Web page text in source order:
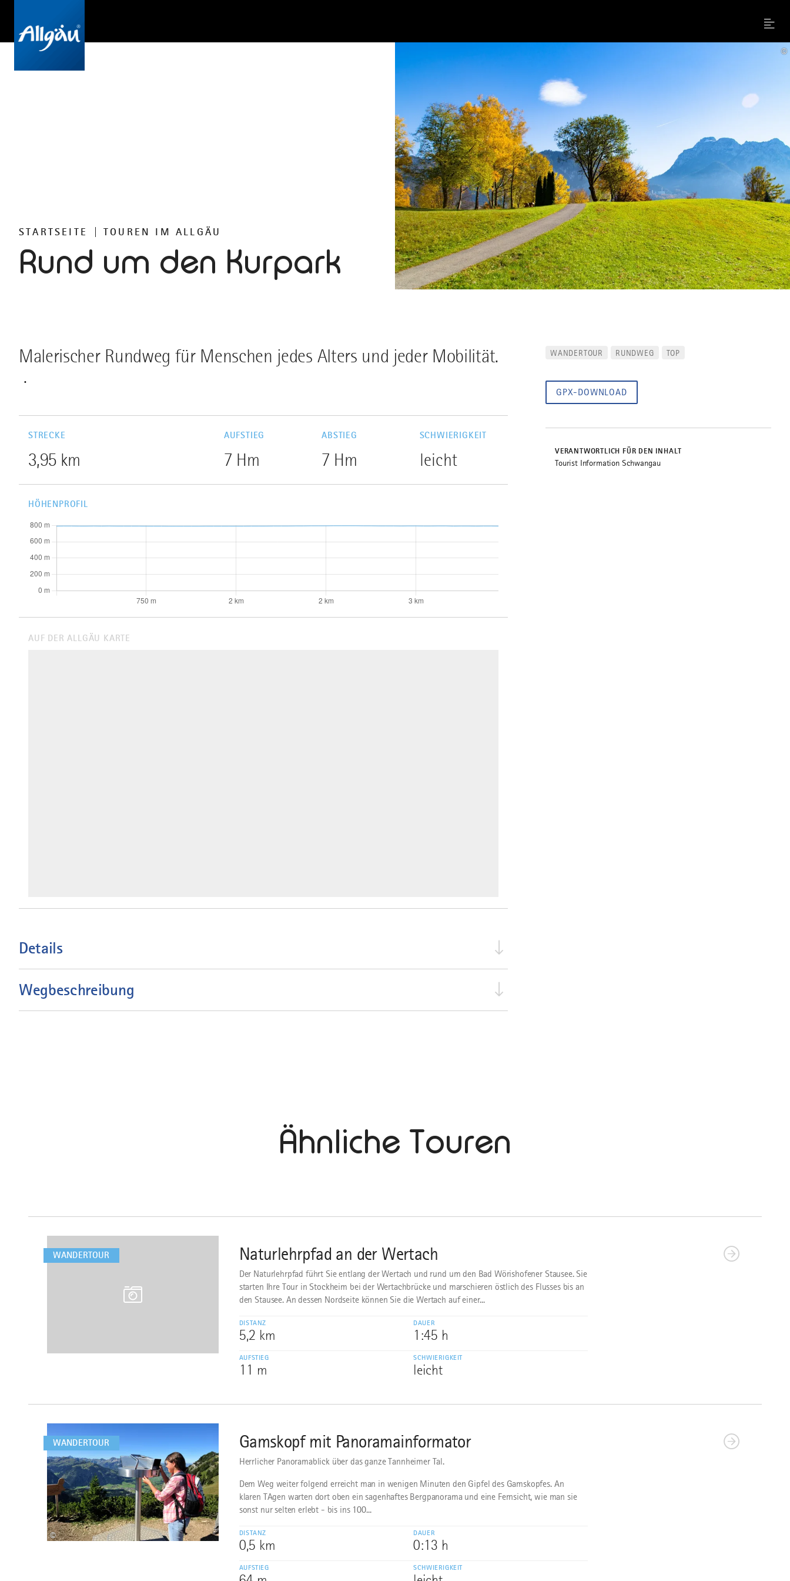
Menu
STARTSEITE TOUREN IM ALLGÄU
Rund um den Kurpark
©
Malerischer Rundweg für Menschen jedes Alters und jeder Mobilität.
.
STRECKE
3,95 km
AUFSTIEG
7 Hm
ABSTIEG
7 Hm
SCHWIERIGKEIT
leicht
HÖHENPROFIL
AUF DER ALLGÄU KARTE
Details
Wegbeschreibung
WANDERTOUR RUNDWEG TOP
GPX-DOWNLOAD
VERANTWORTLICH FÜR DEN INHALT
Tourist Information Schwangau
Ähnliche Touren
WANDERTOUR
1
Naturlehrpfad an der Wertach
Der Naturlehrpfad führt Sie entlang der Wertach und rund um den Bad Wörishofener Stausee. Sie
starten Ihre Tour in Stockheim bei der Wertachbrücke und marschieren östlich des Flusses bis an
den Stausee. An dessen Nordseite können Sie die Wertach auf einer...
DISTANZ
5,2 km
DAUER
1:45 h
AUFSTIEG
11 m
SCHWIERIGKEIT
leicht
WANDERTOUR
2
Gamskopf mit Panoramainformator
©
Herrlicher Panoramablick über das ganze Tannheimer Tal.
Dem Weg weiter folgend erreicht man in wenigen Minuten den Gipfel des Gamskopfes. An
klaren TAgen warten dort oben ein sagenhaftes Bergpanorama und eine Fernsicht, wie man sie
sonst nur selten erlebt - bis ins 100...
DISTANZ
0,5 km
DAUER
0:13 h
AUFSTIEG SCHWIERIGKEIT